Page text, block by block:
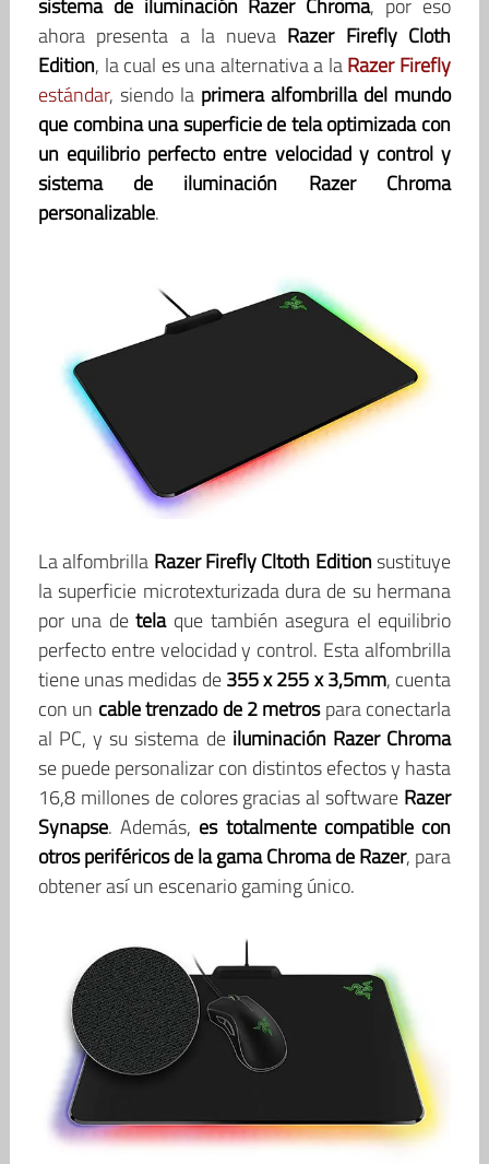
sistema de iluminación Razer Chroma, por eso
ahora presenta a la nueva Razer Firefly Cloth
Edition, la cual es una alternativa a laRazer Firefly
estándar, siendo la primera alfombrilla del mundo
que combina una superficie de tela optimizada con
un equilibrio perfecto entre velocidad y control y
sistema de iluminación Razer Chroma
personalizable.
La alfombrilla Razer Firefly Cltoth Editionsustituye
la superficie microtexturizada dura de su hermana
por una detelaque también asegura el equilibrio
perfecto entre velocidad y control. Esta alfombrilla
tiene unas medidas de355 x 255 x 3,5mm, cuenta
con un cable trenzado de 2 metrospara conectarla
al PC, y su sistema de iluminación Razer Chroma
se puede personalizar con distintos efectos y hasta
16,8 millones de colores gracias al software Razer
Synapse. Además, es totalmente compatible con
otros periféricos de la gama Chroma de Razer, para
obtener así un escenario gaming único.